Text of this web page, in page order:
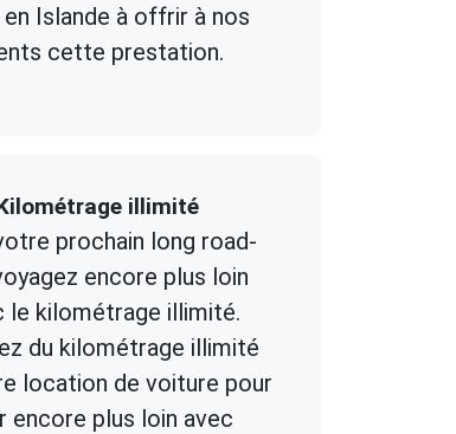
en Islande à offrir à nos
cette prestation.
illimité
prochain long road-
encore plus loin
le kilométrage illimité.
du kilométrage illimité
location de voiture pour
encore plus loin avec